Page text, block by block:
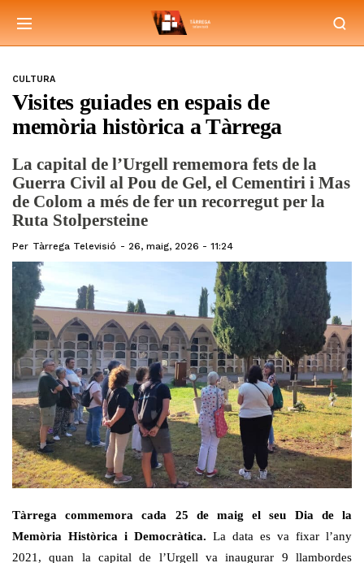
CULTURA
Visites guiades en espais de
memòria històrica a Tàrrega
La capital de l’Urgell rememora fets de la
Guerra Civil al Pou de Gel, el Cementiri i Mas
de Colom a més de fer un recorregut per la
Ruta Stolpersteine
Per Tàrrega Televisió 26, maig, 2026 - 11:24
Tàrrega commemora cada 25 de maig el seu Dia de la
Memòria Històrica i Democràtica. La data es va fixar l’any
2021, quan la capital de l’Urgell va inaugurar 9 llambordes